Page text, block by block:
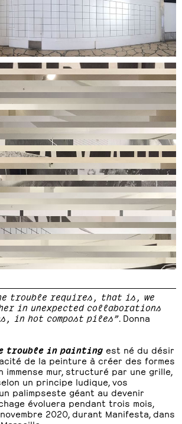
trouble requires, that is, we
in unexpected collaborations
in hot compost piles” . Donna
trouble in painting est né du désir
de la peinture à créer des formes
immense mur, structuré par une grille,
un principe ludique, vos
palimpseste géant au devenir
évoluera pendant trois mois,
2020, durant Manifesta, dans